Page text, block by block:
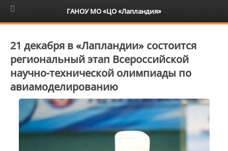
6+
21 декабря в «Лапландии» состоится
региональный этап Всероссийской
научно-технической олимпиады по
авиамоделированию
ГАНОУ МО «ЦО «Лапландия»